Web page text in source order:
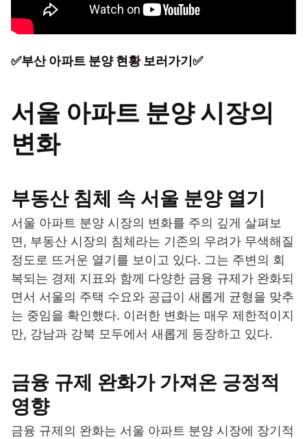
✅부산 아파트 분양 현황 보러가기✅
서울 아파트 분양 시장의
변화
부동산 침체 속 서울 분양 열기
서울 아파트 분양 시장의 변화를 주의 깊게 살펴보
면, 부동산 시장의 침체라는 기존의 우려가 무색해질
정도로 뜨거운 열기를 보이고 있다. 그는 주변의 회
복되는 경제 지표와 함께 다양한 금융 규제가 완화되
면서 서울의 주택 수요와 공급이 새롭게 균형을 맞추
는 중임을 확인했다. 이러한 변화는 매우 제한적이지
만, 강남과 강북 모두에서 새롭게 등장하고 있다.
금융 규제 완화가 가져온 긍정적
영향
금융 규제의 완화는 서울 아파트 분양 시장에 장기적